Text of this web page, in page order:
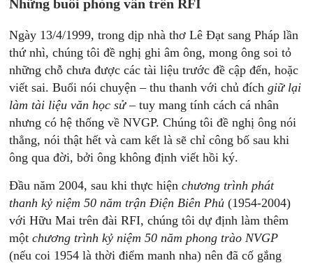
Những buổi phỏng vấn trên RFI
Ngày 13/4/1999, trong dịp nhà thơ Lê Đạt sang Pháp lần
thứ nhì, chúng tôi đề nghị ghi âm ông, mong ông soi tỏ
những chỗ chưa được các tài liệu trước đề cập đến, hoặc
viết sai. Buổi nói chuyện – thu thanh với chủ đíchgiữ lại
làm tài liệu văn học sử– tuy mang tính cách cá nhân
nhưng có hệ thống về NVGP. Chúng tôi đề nghị ông nói
thẳng, nói thật hết và cam kết là sẽ chỉ công bố sau khi
ông qua đời, bởi ông không định viết hồi ký.
Đầu năm 2004, sau khi thực hiệnchương trình phát
thanh kỷ niệm 50 năm trận Điện Biên Phủ (1954-2004)
với Hữu Mai trên đài RFI, chúng tôi dự định làm thêm
mộtchương trình kỷ niệm 50 năm phong trào NVGP
(nếu coi 1954 là thời điểm manh nha) nên đã cố gắng